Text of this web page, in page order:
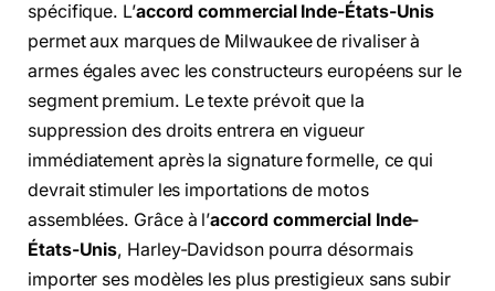
spécifique. L’accord commercial Inde-États-Unis
permet aux marques de Milwaukee de rivaliser à
armes égales avec les constructeurs européens sur le
segment premium. Le texte prévoit que la
suppression des droits entrera en vigueur
immédiatement après la signature formelle, ce qui
devrait stimuler les importations de motos
assemblées. Grâce à l’accord commercial Inde-
États-Unis, Harley-Davidson pourra désormais
importer ses modèles les plus prestigieux sans subir